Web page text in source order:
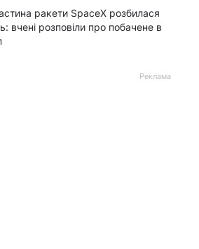
ракети SpaceX розбилася
вчені розповіли про побачене в
Реклама